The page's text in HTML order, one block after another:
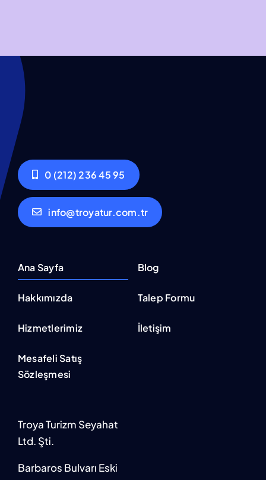
0 (212) 236 45 95
info@troyatur.com.tr
Ana Sayfa
Hakkımızda
Hizmetlerimiz
Mesafeli Satış
Sözleşmesi
Blog
Talep Formu
İletişim
Troya Turizm Seyahat
Ltd. Şti.
Barbaros Bulvarı Eski